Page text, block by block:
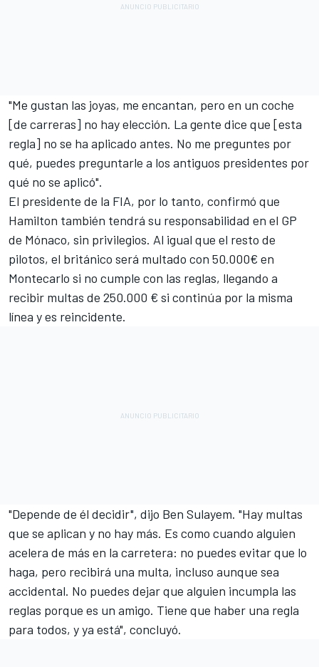
"Me gustan las joyas, me encantan, pero en un coche
[de carreras] no hay elección. La gente dice que [esta
regla] no se ha aplicado antes. No me preguntes por
qué, puedes preguntarle a los antiguos presidentes por
qué no se aplicó".
El presidente de la FIA, por lo tanto, confirmó que
Hamilton también tendrá su responsabilidad en el GP
de Mónaco, sin privilegios. Al igual que el resto de
pilotos, el británico será multado con 50.000€ en
Montecarlo si no cumple con las reglas, llegando a
recibir multas de 250.000 € si continúa por la misma
línea y es reincidente.
"Depende de él decidir", dijo Ben Sulayem. "Hay multas
que se aplican y no hay más. Es como cuando alguien
acelera de más en la carretera: no puedes evitar que lo
haga, pero recibirá una multa, incluso aunque sea
accidental. No puedes dejar que alguien incumpla las
reglas porque es un amigo. Tiene que haber una regla
para todos, y ya está", concluyó.